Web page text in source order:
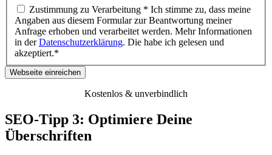
Zustimmung zu Verarbeitung * Ich stimme zu, dass meine
Angaben aus diesem Formular zur Beantwortung meiner
Anfrage erhoben und verarbeitet werden. Mehr Informationen
in derDatenschutzerklärung. Die habe ich gelesen und
akzeptiert.*
Kostenlos & unverbindlich
SEO-Tipp 3: Optimiere Deine
Überschriften